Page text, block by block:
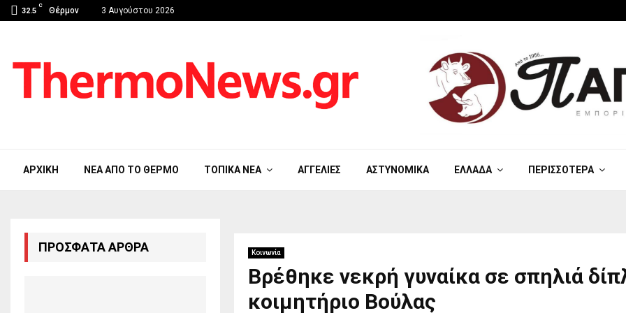
32.5
C
Θέρμον 3 Αυγούστου 2026
ΑΡΧΙΚΉ ΝΈΑ ΑΠΟ ΤΟ ΘΈΡΜΟ ΤΟΠΙΚΆ ΝΈΑ ΑΓΓΕΛΊΕΣ ΑΣΤΥΝΟΜΙΚΆ ΕΛΛΆΔΑ ΠΕΡΙΣΣΌΤΕΡΑ
Κοινωνία
Βρέθηκε νεκρή γυναίκα σε σπηλιά
κοιμητήριο Βούλας
ΠΡΌΣΦΑΤΑ ΆΡΘΡΑ